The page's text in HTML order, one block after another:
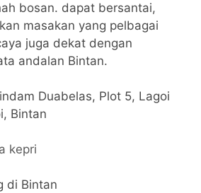
bosan. dapat bersantai,
masakan yang pelbagai
juga dekat dengan
andalan Bintan.
Duabelas, Plot 5, Lagoi
Bintan
kepri
di Bintan